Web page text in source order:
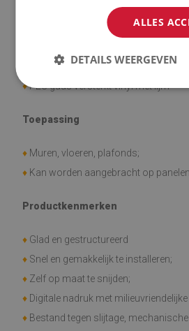
Tegeldikte: 1,6 mm
♦PES gaas versterkt vinyl met lijm
Toepassing
♦ Muren, vloeren, plafonds;
♦ Kan worden aangebracht op
Productkenmerken
♦ Glad en gestructureerd
♦ Snel en gemakkelijk te installeren;
♦ Zelf op maat te snijden;
♦ Digitale nadruk met
♦ Bestand tegen slijtage,
ALLES
DETAILS WEERGEVEN